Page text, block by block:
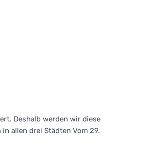
Deshalb werden wir diese
allen drei Städten Vom 29.